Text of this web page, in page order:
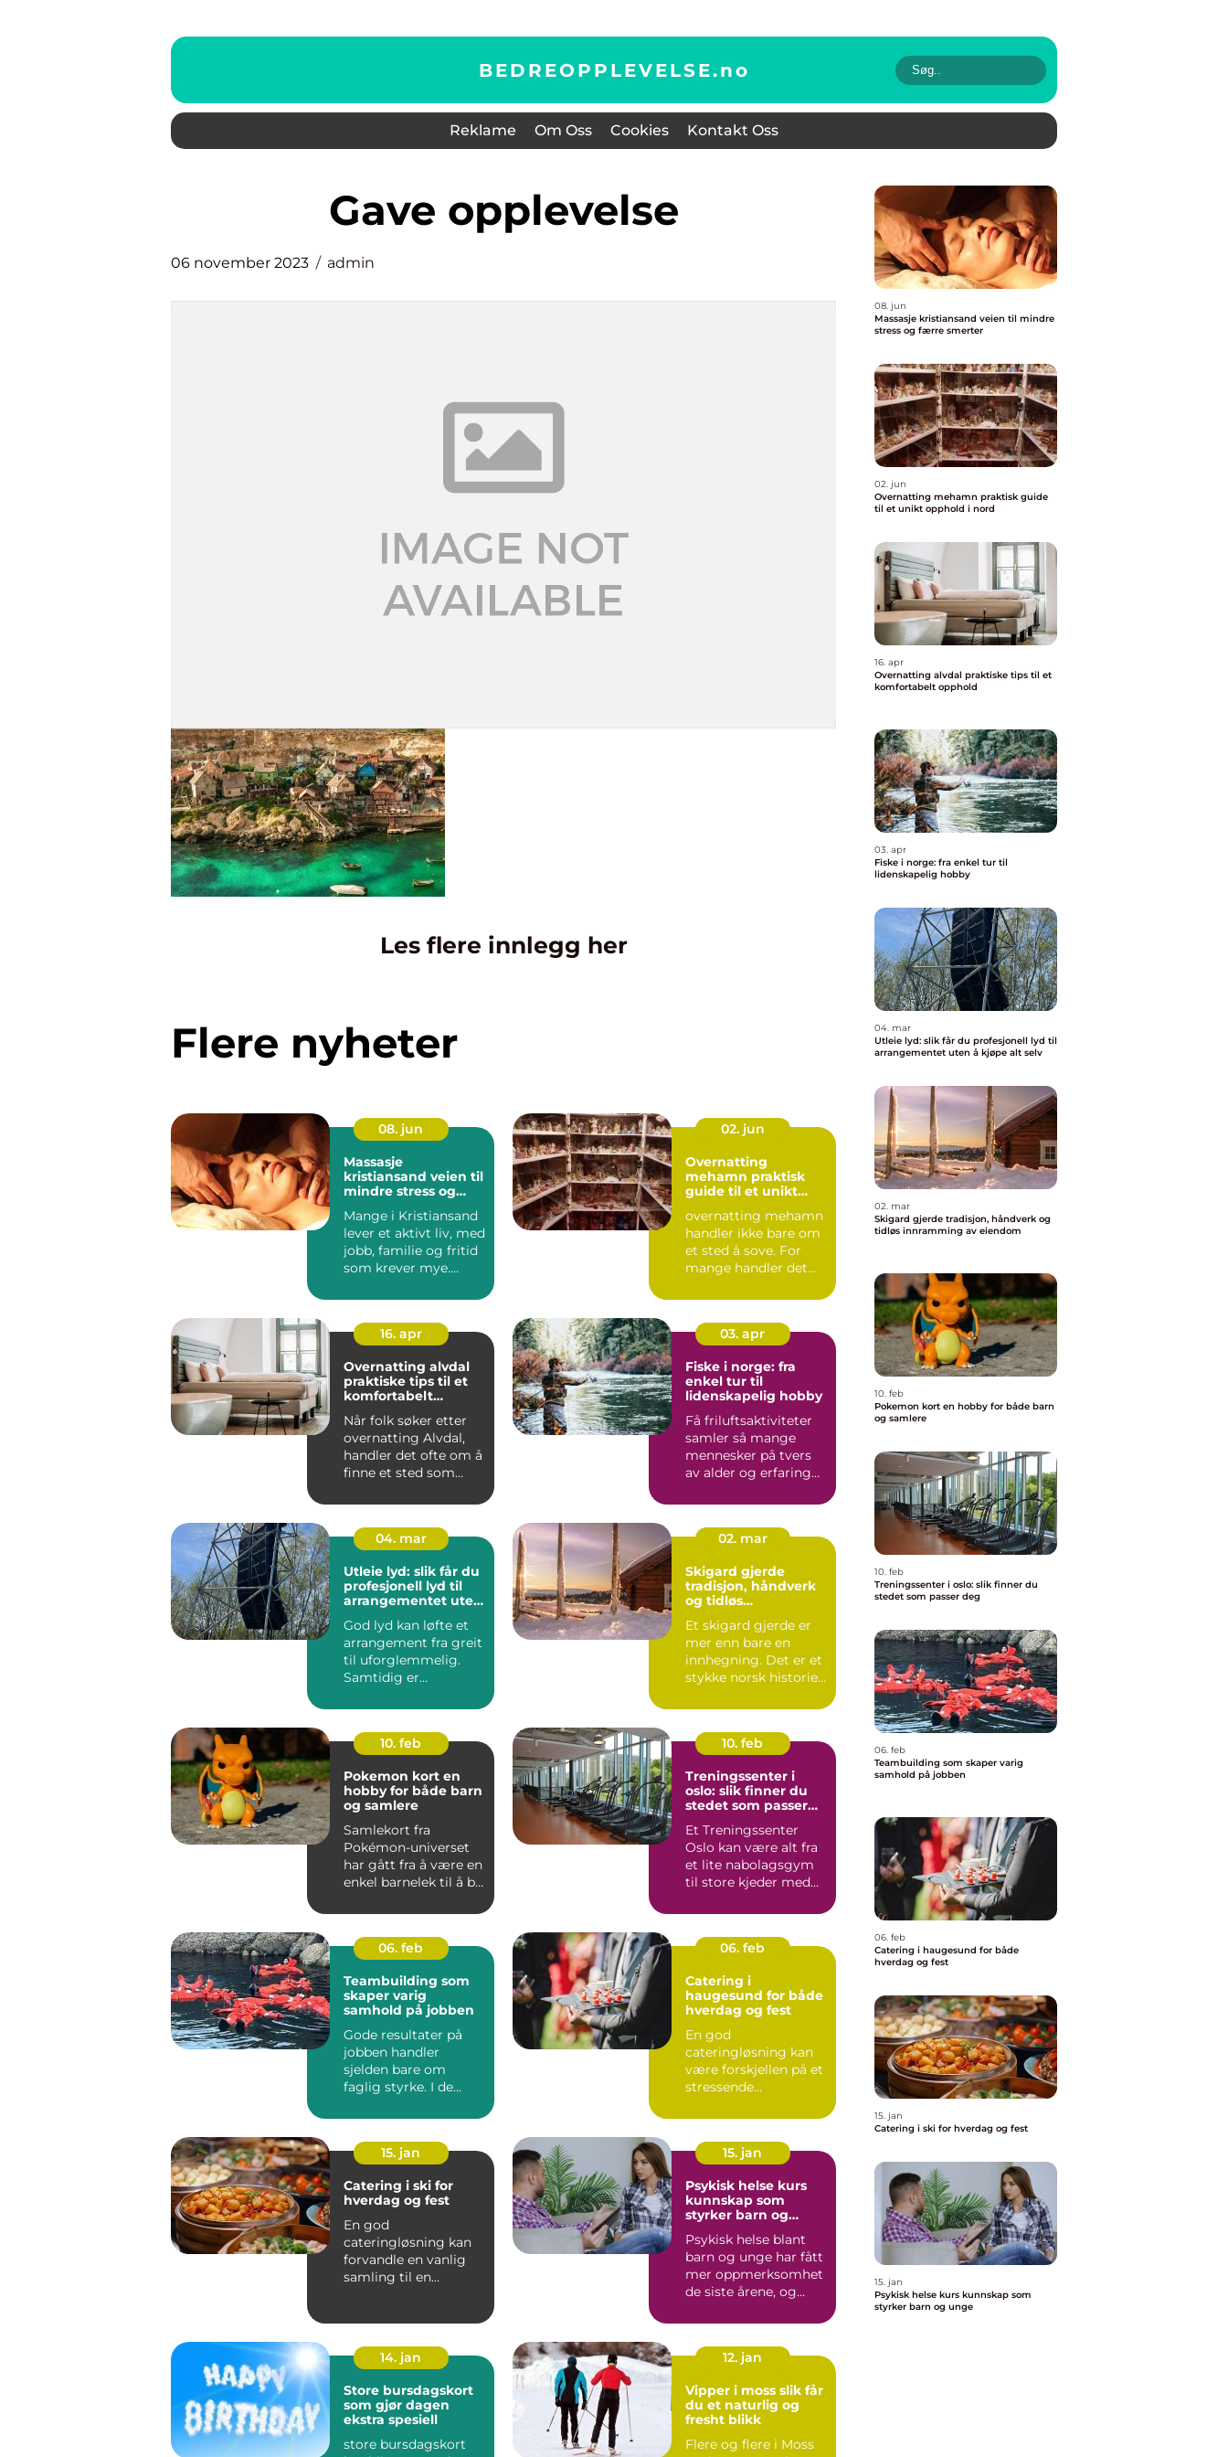
BEDREOPPLEVELSE.no
Reklame Om Oss Cookies Kontakt Oss
gave opplevelse
06 november 2023 admin
Les flere innlegg her
Flere nyheter
08. jun
Massasje
kristiansand veien til
mindre stress og
Mange i Kristiansand
lever et aktivt liv, med
jobb, familie og fritid
som krever mye.
02. jun
Overnatting
mehamn praktisk
guide til et unikt
overnatting mehamn
handler ikke bare om
et sted å sove. For
mange handler det
s...
16. apr
Overnatting alvdal
praktiske tips til et
komfortabelt
Når folk søker etter
overnatting Alvdal,
handler det ofte om å
finne et sted som
03. apr
Fiske i norge: fra
enkel tur til
lidenskapelig hobby
Få friluftsaktiviteter
samler så mange
mennesker på tvers
av alder og erfaring
star...
04. mar
Utleie lyd: slik får du
profesjonell lyd til
arrangementet uten
God lyd kan løfte et
arrangement fra greit
til uforglemmelig.
Samtidig er
dyr...
02. mar
Skigard gjerde
tradisjon, håndverk
og tidløs
eiendom
Et skigard gjerde er
mer enn bare en
innhegning. Det er et
stykke norsk historie
10. feb
Pokemon kort en
hobby for både barn
og samlere
Samlekort fra
Pokémon-universet
har gått fra å være en
enkel barnelek til å bli
10. feb
Treningssenter i
oslo: slik finner du
stedet som passer
Et Treningssenter
Oslo kan være alt fra
et lite nabolagsgym
til store kjeder med
M...
06. feb
Teambuilding som
skaper varig
samhold på jobben
Gode resultater på
jobben handler
sjelden bare om
faglig styrke. I de
relasjo...
06. feb
Catering i
haugesund for både
hverdag og fest
En god
cateringløsning kan
være forskjellen på et
stressende
rolig, hyggelig opple...
15. jan
Catering i ski for
hverdag og fest
En god
cateringløsning kan
forvandle en vanlig
samling til en
15. jan
Psykisk helse kurs
kunnskap som
styrker barn og
Psykisk helse blant
barn og unge har fått
mer oppmerksomhet
de siste årene, og
...
14. jan
Store bursdagskort
som gjør dagen
ekstra spesiell
store bursdagskort
12. jan
Vipper i moss slik får
du et naturlig og
fresht blikk
Flere og flere i Moss
08. jun
Massasje kristiansand veien til mindre
stress og færre smerter
02. jun
Overnatting mehamn praktisk guide
til et unikt opphold i nord
16. apr
Overnatting alvdal praktiske tips til et
komfortabelt opphold
03. apr
Fiske i norge: fra enkel tur til
lidenskapelig hobby
04. mar
Utleie lyd: slik får du profesjonell lyd til
arrangementet uten å kjøpe alt selv
02. mar
Skigard gjerde tradisjon, håndverk og
tidløs innramming av eiendom
10. feb
Pokemon kort en hobby for både barn
og samlere
10. feb
Treningssenter i oslo: slik finner du
stedet som passer deg
06. feb
Teambuilding som skaper varig
samhold på jobben
06. feb
Catering i haugesund for både
hverdag og fest
15. jan
Catering i ski for hverdag og fest
15. jan
Psykisk helse kurs kunnskap som
styrker barn og unge